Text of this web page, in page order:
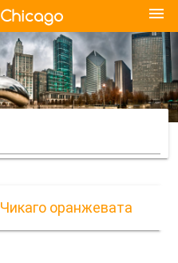
menu
Чикаго оранжевата